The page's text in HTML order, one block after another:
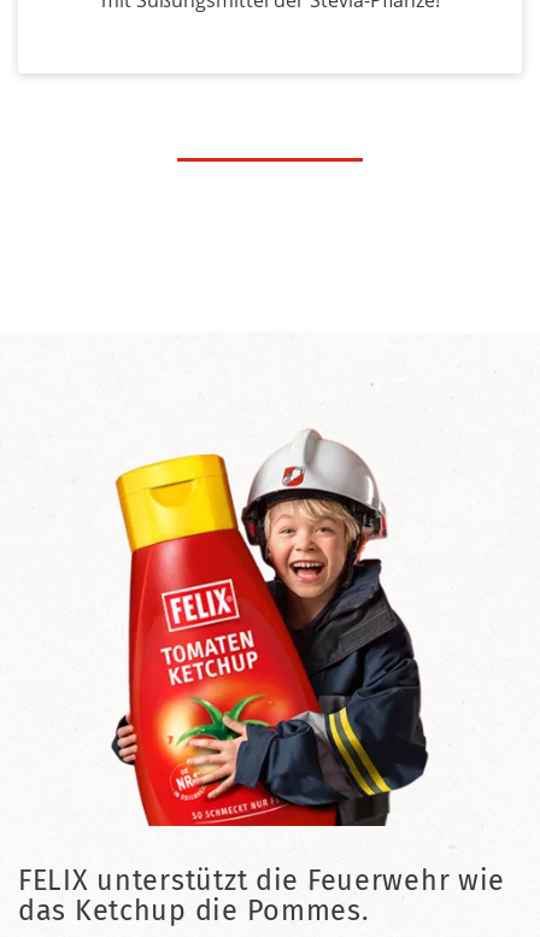
FELIX unterstützt die Feuerwehr wie
das Ketchup die Pommes.